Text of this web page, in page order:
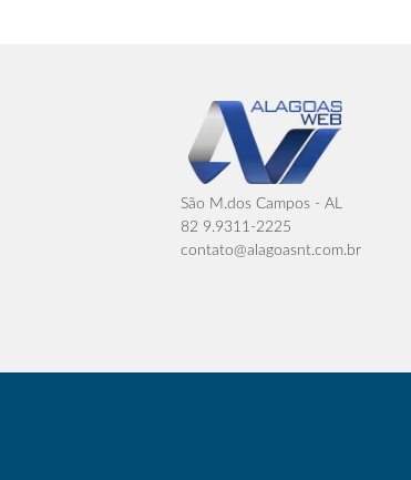
São M.dos Campos - AL
82 9.9311-2225
contato@alagoasnt.com.br